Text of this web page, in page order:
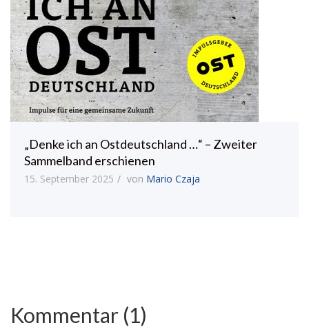
„Denke ich an Ostdeutschland …“ – Zweiter
Sammelband erschienen
15. September 2025 von Mario Czaja
Kommentar (1)